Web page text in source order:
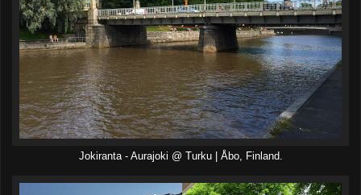
Jokiranta - Aurajoki @ Turku | Åbo, Finland.